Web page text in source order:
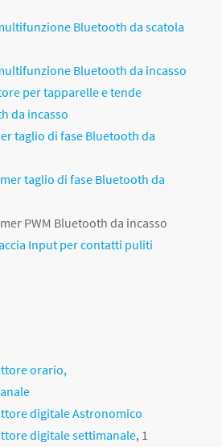
Bluetooth da scatola
Bluetooth da incasso
per tapparelle e tende
da incasso
taglio di fase Bluetooth da
taglio di fase Bluetooth da
PWM Bluetooth da incasso
Input per contatti puliti
orario,
digitale Astronomico
digitale settimanale, 1